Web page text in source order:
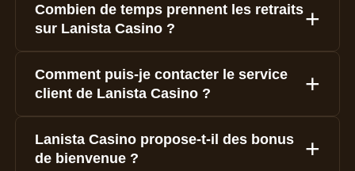
Combien de temps prennent les retraits
sur Lanista Casino ?
Comment puis-je contacter le service
client de Lanista Casino ?
Lanista Casino propose-t-il des bonus
de bienvenue ?